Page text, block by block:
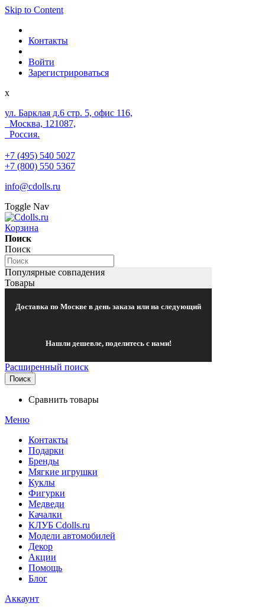
Skip to Content
Контакты
Войти
Зарегистрироваться
x
ул. Барклая д.6 стр. 5, офис 116,
Москва, 121087,
Россия.
+7 (495) 540 5027
+7 (800) 550 5367
info@cdolls.ru
Toggle Nav
Корзина
Поиск
Поиск
Популярные совпадения
Товары
Доставка по Москве в день заказа или на следующий
Нашли дешевле, поделитесь с нами!
Расширенный поиск
Поиск
Сравнить товары
Меню
Контакты
Подарки
Бренды
Мягкие игрушки
Куклы
Фигурки
Медведи
Качалки
КЛУБ Cdolls.ru
Модели автомобилей
Декор
Акции
Помощь
Блог
Аккаунт